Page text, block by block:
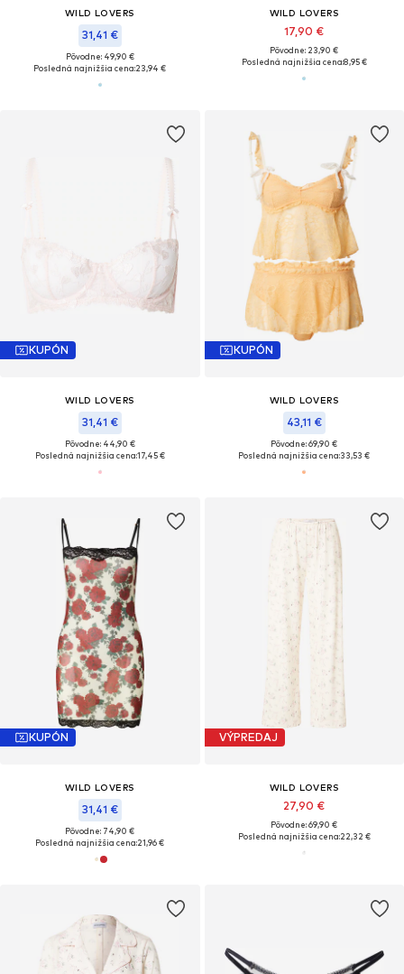
WILD LOVERS
31,41 €
Pôvodne: 49,90 €
Posledná najnižšia cena:23,94 €
WILD LOVERS
17,90 €
Pôvodne: 23,90 €
Posledná najnižšia cena:8,95 €
KUPÓN
WILD LOVERS
31,41 €
Pôvodne: 44,90 €
Posledná najnižšia cena:17,45 €
KUPÓN
WILD LOVERS
43,11 €
Pôvodne: 69,90 €
Posledná najnižšia cena:33,53 €
KUPÓN
WILD LOVERS
31,41 €
Pôvodne: 74,90 €
Posledná najnižšia cena:21,96 €
VÝPREDAJ
WILD LOVERS
27,90 €
Pôvodne: 69,90 €
Posledná najnižšia cena:22,32 €